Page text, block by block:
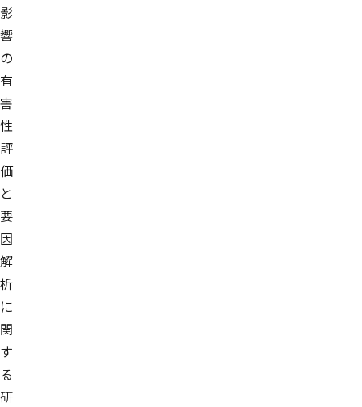
影
響
の
有
害
性
評
価
と
要
因
解
析
に
関
す
る
研